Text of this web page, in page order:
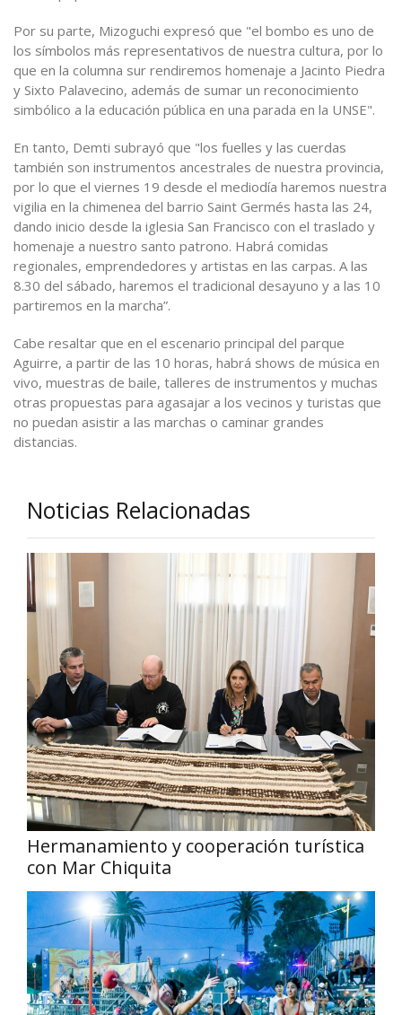
Por su parte, Mizoguchi expresó que "el bombo es uno de
los símbolos más representativos de nuestra cultura, por lo
que en la columna sur rendiremos homenaje a Jacinto Piedra
y Sixto Palavecino, además de sumar un reconocimiento
simbólico a la educación pública en una parada en la UNSE".
En tanto, Demti subrayó que "los fuelles y las cuerdas
también son instrumentos ancestrales de nuestra provincia,
por lo que el viernes 19 desde el mediodía haremos nuestra
vigilia en la chimenea del barrio Saint Germés hasta las 24,
dando inicio desde la iglesia San Francisco con el traslado y
homenaje a nuestro santo patrono. Habrá comidas
regionales, emprendedores y artistas en las carpas. A las
8.30 del sábado, haremos el tradicional desayuno y a las 10
partiremos en la marcha”.
Cabe resaltar que en el escenario principal del parque
Aguirre, a partir de las 10 horas, habrá shows de música en
vivo, muestras de baile, talleres de instrumentos y muchas
otras propuestas para agasajar a los vecinos y turistas que
no puedan asistir a las marchas o caminar grandes
distancias.
Noticias Relacionadas
Hermanamiento y cooperación turística
con Mar Chiquita